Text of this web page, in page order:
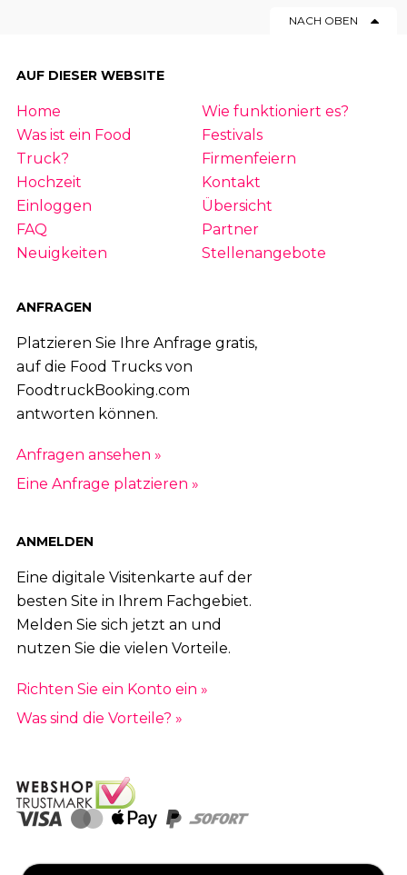
NACH OBEN
AUF DIESER WEBSITE
Home
Wie funktioniert es?
Was ist ein Food
Truck?
Festivals
Firmenfeiern
Hochzeit
Kontakt
Einloggen
Übersicht
FAQ
Partner
Neuigkeiten
Stellenangebote
ANFRAGEN
Platzieren Sie Ihre Anfrage gratis,
auf die Food Trucks von
FoodtruckBooking.com
antworten können.
Anfragen ansehen »
Eine Anfrage platzieren »
ANMELDEN
Eine digitale Visitenkarte auf der
besten Site in Ihrem Fachgebiet.
Melden Sie sich jetzt an und
nutzen Sie die vielen Vorteile.
Richten Sie ein Konto ein »
Was sind die Vorteile? »